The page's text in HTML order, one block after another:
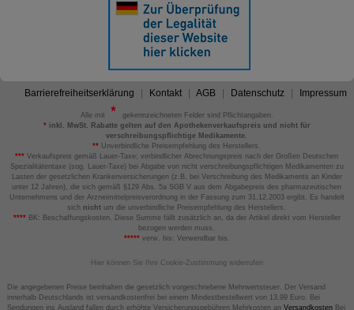
Barrierefreiheitserklärung Kontakt AGB Datenschutz Impressum
Alle mit
gekennzeichneten Felder sind Pflichtangaben.
*inkl. MwSt. Rabatte gelten auf den Apothekenverkaufspreis und nicht für
verschreibungspflichtige Medikamente.
** Unverbindliche Preisempfehlung des Herstellers.
*** Verkaufspreis gemäß Lauer-Taxe; verbindlicher Abrechnungspreis nach der Großen Deutschen
Spezialitätentaxe (sog. Lauer-Taxe) bei Abgabe von nicht verschreibungspflichtigen Medikamenten zu
Lasten der gesetzlichen Krankenversicherungen (z.B. bei Verschreibung des Medikaments an Kinder
unter 12 Jahren), die sich gemäß §129 Abs. 5a SGB V aus dem Abgabepreis des pharmazeutischen
Unternehmens und der Arzneimittelpreisverordnung in der Fassung zum 31.12.2003 ergibt. Es handelt
sich nicht um die unverbindliche Preisempfehlung des Herstellers.
****BK: Beschaffungskosten. Diese Summe fällt zusätzlich an, da der Artikel direkt vom Hersteller
bezogen werden muss.
*****verw. bis: Verwendbar bis.
Hier können Sie Ihre Cookie-Zustimmung widerrufen
Die angegebenen Preise beinhalten die gesetzlich vorgeschriebene Mehrwertsteuer. Der Versand
innerhalb Deutschlands ist versandkostenfrei bei einem Mindestbestellwert von 13,99 Euro. Bei
Sendungen ins Ausland fallen durch erhöhte Versicherungsgebühren Mehrkosten an VersandkostenBei